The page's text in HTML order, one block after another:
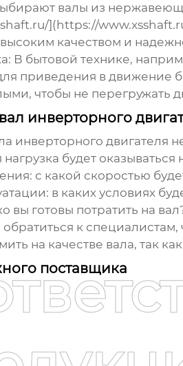
валы из
](https://
качеством и
: В бытовой технике,
приведения в движение
чтобы не перегружать
инверторного
инверторного двигателя
нагрузка будет оказываться
: с какой скоростью
: в каких условиях
вы готовы потратить на
к
на качестве вала, так
поставщика